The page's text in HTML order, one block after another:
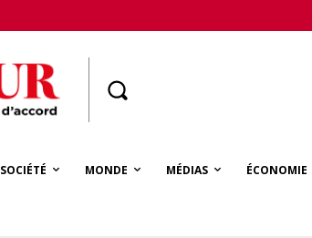
SOCIÉTÉ MONDE MÉDIAS ÉCONOMIE